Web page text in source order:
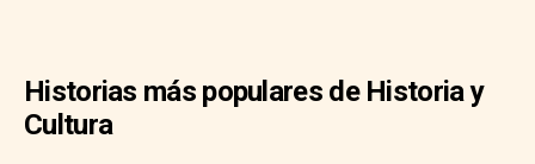
Historias más populares de Historia y
Cultura